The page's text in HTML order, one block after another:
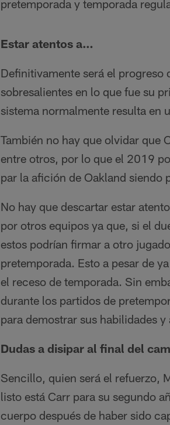
pretemporada y temporada
Estar atentos a…
Definitivamente será el
sobresalientes en lo que fue su
sistema normalmente resulta en
También no hay que olvidar que
entre otros, por lo que el 2019
par la afición de Oakland siendo
No hay que descartar estar
por otros equipos ya que, si el
estos podrían firmar a otro
pretemporada. Esto a pesar de
el receso de temporada. Sin
durante los partidos de
para demostrar sus habilidades
Dudas a disipar al final del
Sencillo, quien será el refuerzo,
listo está Carr para su segundo
cuerpo después de haber sido